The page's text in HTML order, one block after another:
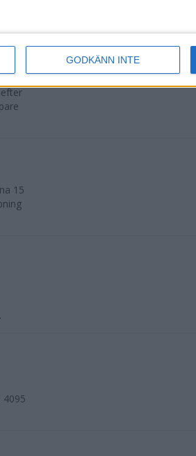
GODKÄNN INTE
15